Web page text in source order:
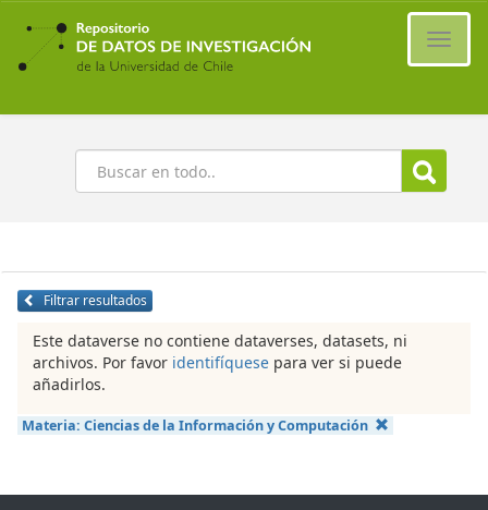
Ir
contenido
principal
Buscar
Filtrar resultados
Este dataverse no contiene dataverses, datasets, ni
archivos. Por favor identifíquese para ver si puede
añadirlos.
Materia: Ciencias de la Información y Computación